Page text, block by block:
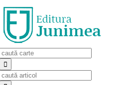
Skip
to
content